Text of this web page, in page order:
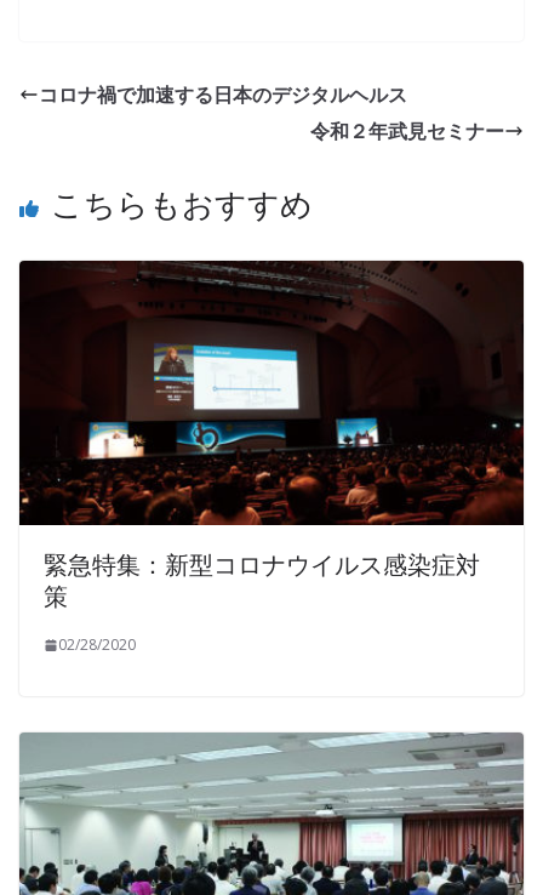
コロナ禍で加速する日本のデジタルヘルス
令和２年武見セミナー
こちらもおすすめ
緊急特集：新型コロナウイルス感染症対
策
02/28/2020